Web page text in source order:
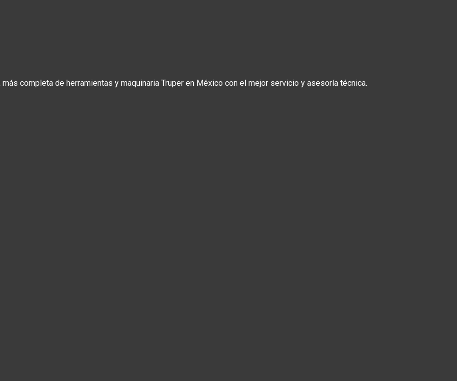
completa de herramientas y maquinaria Truper en México con el mejor servicio y asesoría técnica.